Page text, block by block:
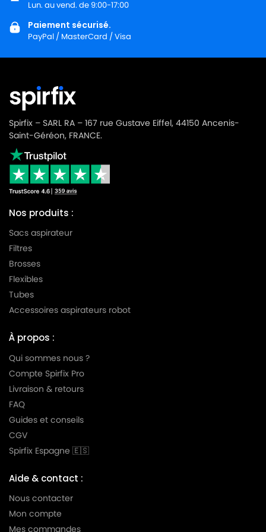
NILFISK
NILFISK 107410452 - GD5 BACK UK
NILFISK
NILFISK 107410453 - GD10 BACK EU
NILFISK
NILFISK
NILFISK
NILFISK 107412037
NILFISK
NILFISK 107412037 - VP 600 BASIC
NILFISK
NILFISK 107412037 - VP600 BASIC UK
NILFISK
NILFISK
NILFISK
NILFISK
NILFISK
NILFISK 107412045 - VP600 STD3 UK
NILFISK
NILFISK
NILFISK 107412047 - VP600 STD3 AUS/NZ
NILFISK
NILFISK 107412662 - GD 930QA
NILFISK
NILFISK
NILFISK 107412664 - GD 930
NILFISK
NILFISK 107412664 - GD 930 Q EU2
NILFISK
Lun. au vend. de 9:00-17:00
Paiement sécurisé.
PayPal / MasterCard / Visa
Spirfix – SARL RA – 167 rue Gustave Eiffel, 44150 Ancenis-
Saint-Géréon, FRANCE.
Nos produits :
Sacs aspirateur
Filtres
Brosses
Flexibles
Tubes
Accessoires aspirateurs robot
À propos :
Qui sommes nous ?
Compte Spirfix Pro
Livraison & retours
FAQ
Guides et conseils
CGV
Spirfix Espagne 🇪🇸
Aide & contact :
Nous contacter
Mon compte
Mes commandes